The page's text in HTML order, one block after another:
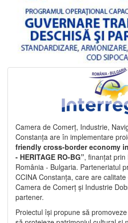
Camera de Comerț, Industrie,
Constanța are în implementare
friendly cross-border economy
- HERITAGE RO-BG”, finanțat
România - Bulgaria. Parteneriatul
CCINA Constanța, care are
Camera de Comerț și Industrie
partener.
Proiectul își propune să